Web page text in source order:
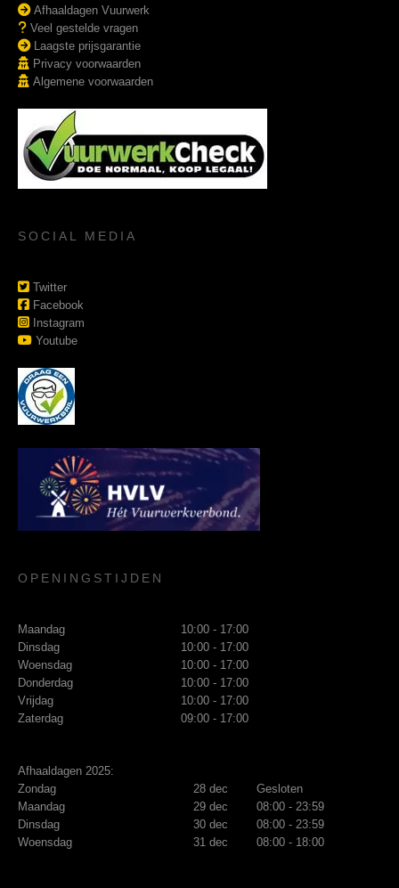
Afhaaldagen Vuurwerk
Veel gestelde vragen
Laagste prijsgarantie
Privacy voorwaarden
Algemene voorwaarden
SOCIAL MEDIA
Twitter
Facebook
Instagram
Youtube
OPENINGSTIJDEN
Maandag
10:00 - 17:00
Dinsdag
10:00 - 17:00
Woensdag
10:00 - 17:00
Donderdag
10:00 - 17:00
Vrijdag
10:00 - 17:00
Zaterdag
09:00 - 17:00
Afhaaldagen 2025:
Zondag
28 dec
Gesloten
Maandag
29 dec
08:00 - 23:59
Dinsdag
30 dec
08:00 - 23:59
Woensdag
31 dec 08:00 - 18:00